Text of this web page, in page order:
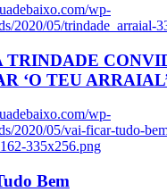
wp-
2020/05/trindade_arraial-
TRINDADE
‘O TEU
wp-
2020/05/vai-ficar-tudo-
335x256.png
Bem